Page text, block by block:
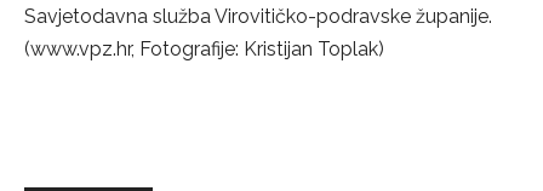
Savjetodavna služba Virovitičko-podravske županije.
(www.vpz.hr, Fotografije: Kristijan Toplak)